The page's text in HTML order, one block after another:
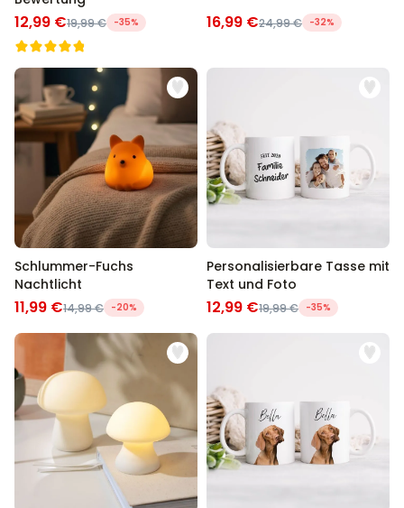
12,99 €19,99 € -35% 16,99 €24,99 € -32%
Schlummer-Fuchs
Nachtlicht
11,99 €14,99 € -20%
Personalisierbare Tasse mit
Text und Foto
12,99 €19,99 € -35%